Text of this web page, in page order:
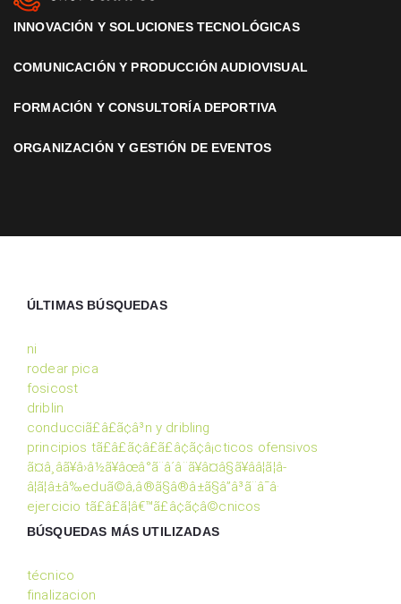
INNOVACIÓN Y SOLUCIONES TECNOLÓGICAS
COMUNICACIÓN Y PRODUCCIÓN AUDIOVISUAL
FORMACIÓN Y CONSULTORÍA DEPORTIVA
ORGANIZACIÓN Y GESTIÓN DE EVENTOS
ÚLTIMAS BÚSQUEDAS
ni
rodear pica
fosicost
driblin
conducciã£â£ã¢â³n y dribling
principios tã£â£ã¢â£ã£â¢ã¢â¡cticos ofensivos
ã¤â¸â­ã¥â›â½ã¥âœâ°ã¨â´â¨ã¥â¤â§ã¥â­â¦ã¦â­
â¦ã¦â±â‰eduã©â‚â®ã§â®â±ã§â”â³ã¨â¯â·
ejercicio tã£â£ã¦â€™ã£â¢ã¢â©cnicos
BÚSQUEDAS MÁS UTILIZADAS
técnico
finalizacion